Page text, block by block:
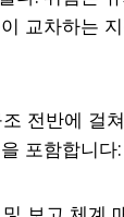
교차하는
전반에 걸
포함합니다: